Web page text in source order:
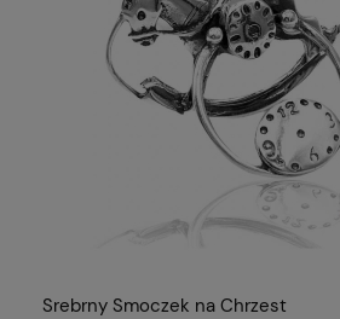
Srebrny Smoczek na Chrzest